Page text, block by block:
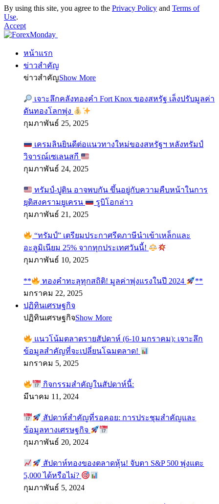
By using this site, you agree to the Privacy Policy and Terms of
Use.
Accept
หน้าแรก
ข่าวสำคัญ
ข่าวสำคัญShow More
เจาะลึกคลังทองคำ Fort Knox ของสหรัฐ เล็งปรับมูลค่า
ดันทองโลกพุ่ง
กุมภาพันธ์ 25, 2025
เครมลินยินดีต่อแนวทางใหม่ของสหรัฐฯ หลังทรัมป์
วิจารณ์เซเลนสกี
กุมภาพันธ์ 24, 2025
ทรัมป์-ปูติน อาจพบกัน ขึ้นอยู่กับความคืบหน้าในการ
ยุติสงครามยูเครน
รูบิโอกล่าว
กุมภาพันธ์ 21, 2025
“ทรัมป์” เตรียมประกาศรีดภาษีนำเข้าเหล็กและ
อะลูมิเนียม 25% จากทุกประเทศวันนี้!
กุมภาพันธ์ 10, 2025
** ทองคำทะลุทุกสถิติ! มูลค่าพุ่งแรงในปี 2024
**
มกราคม 22, 2025
ปฏิทินเศรษฐกิจ
ปฏิทินเศรษฐกิจShow More
แนวโน้มตลาดรายสัปดาห์ (6-10 มกราคม): เจาะลึก
ข้อมูลสำคัญที่จะเปลี่ยนโฉมตลาด!
มกราคม 5, 2025
กิจกรรมสำคัญในสัปดาห์นี้:
มีนาคม 11, 2024
สัปดาห์สำคัญที่รอคอย: การประชุมสำคัญและ
ข้อมูลทางเศรษฐกิจ
กุมภาพันธ์ 20, 2024
สัปดาห์ทองของตลาดหุ้น! จับตา S&P 500 พุ่งแตะ
5,000 ได้หรือไม่?
กุมภาพันธ์ 5, 2024